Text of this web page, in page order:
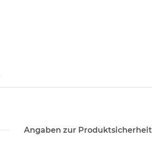
Angaben zur Produktsicherheit